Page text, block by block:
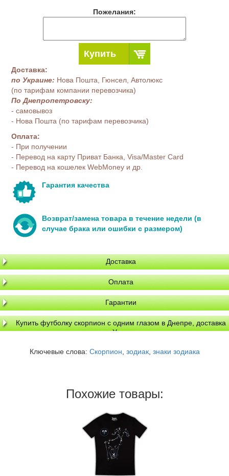
Пожелания:
Купить
Доставка:
по Украине: Нова Пошта, Гюнсел, Автолюкс
(по тарифам компании перевозчика)
По Днепропетровску:
- самовывоз
- Нова Пошта (по тарифам перевозчика)
Оплата:
- При получении
- Перевод на карту Приват Банка, Visa/Master Card
- Перевод на кошелек WebMoney и др.
Гарантия качества
Возврат/замена товара в течение недели (в
случае брака или ошибки с размером)
Доставка
Оплата
Гарантии
Купить футболку скорпион с одним глазом в Днепре, доставка
по Украине
Ключевые слова: Скорпион, зодиак, знаки зодиака
Похожие товары: